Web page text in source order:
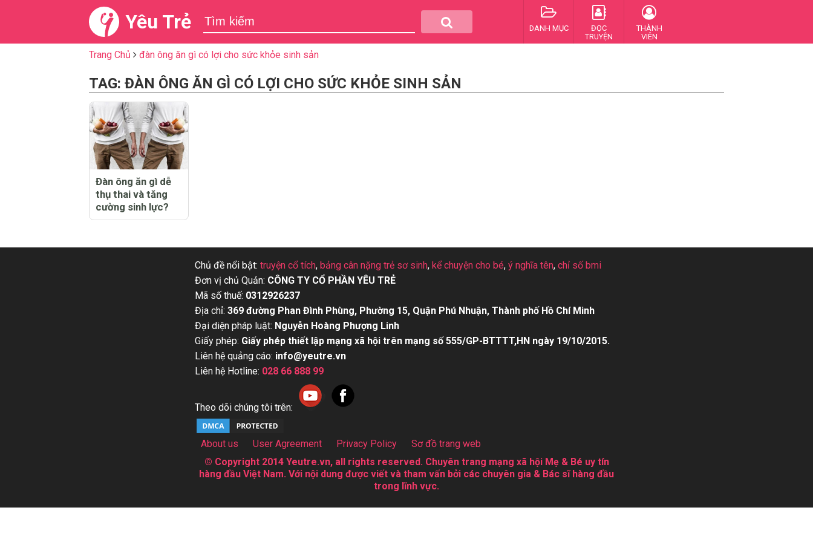
Yêu Trẻ DANH MỤC
ĐỌC
TRUYỆN
THÀNH
VIÊN
Trang Chủ đàn ông ăn gì có lợi cho sức khỏe sinh sản
TAG: ĐÀN ÔNG ĂN GÌ CÓ LỢI CHO SỨC KHỎE SINH SẢN
Đàn ông ăn gì dễ
thụ thai và tăng
cường sinh lực?
Chủ đề nổi bật: truyện cổ tích, bảng cân nặng trẻ sơ sinh, kể chuyện cho bé, ý nghĩa tên, chỉ số bmi
Đơn vị chủ Quản: CÔNG TY CỔ PHẦN YÊU TRẺ
Mã số thuế: 0312926237
Địa chỉ: 369 đường Phan Đình Phùng, Phường 15, Quận Phú Nhuận, Thành phố Hồ Chí Minh
Đại diện pháp luật: Nguyễn Hoàng Phượng Linh
Giấy phép: Giấy phép thiết lập mạng xã hội trên mạng số 555/GP-BTTTT,HN ngày 19/10/2015.
Liên hệ quảng cáo: info@yeutre.vn
Liên hệ Hotline: 028 66 888 99
Theo dõi chúng tôi trên:
About us User Agreement Privacy Policy
Sơ đồ trang web
© Copyright 2014 Yeutre.vn, all rights reserved. Chuyên trang mạng xã hội Mẹ & Bé uy tín
hàng đầu Việt Nam. Với nội dung được viết và tham vấn bởi các chuyên gia & Bác sĩ hàng đầu
trong lĩnh vực.